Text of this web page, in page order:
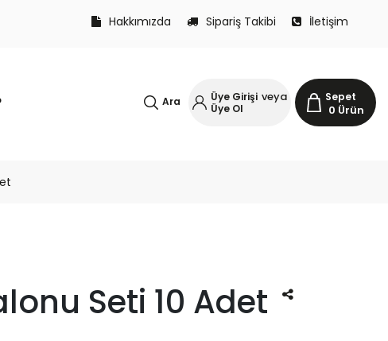
Hakkımızda Sipariş Takibi İletişim
Sepet
0 Ürün
Üye Girişi veya
Üye Ol
Ara
Seti 10 Adet